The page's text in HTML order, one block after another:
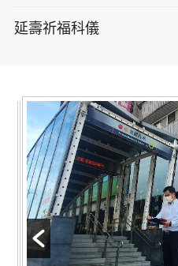
延壽祈福科儀